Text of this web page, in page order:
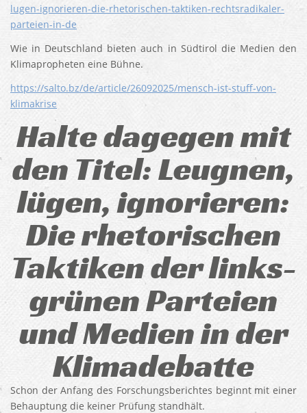
lugen-ignorieren-die-rhetorischen-taktiken-rechtsradikaler-
parteien-in-de
Wie in Deutschland bieten auch in Südtirol die Medien den
Klimapropheten eine Bühne.
https://salto.bz/de/article/26092025/mensch-ist-stuff-von-
klimakrise
Halte dagegen mit
den Titel: Leugnen,
lügen, ignorieren:
Die rhetorischen
Taktiken der links-
grünen Parteien
und Medien in der
Klimadebatte
Schon der Anfang des Forschungsberichtes beginnt mit einer
Behauptung die keiner Prüfung standhält.